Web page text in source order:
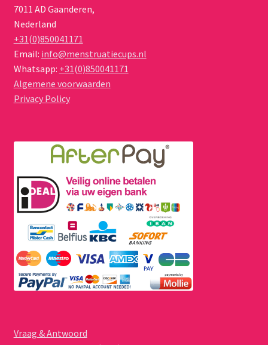
7011 AD Gaanderen,
Nederland
+31(0)850041171
Email: info@menstruatiecups.nl
Whatsapp: +31(0)850041171
Algemene voorwaarden
Privacy Policy
Vraag & Antwoord